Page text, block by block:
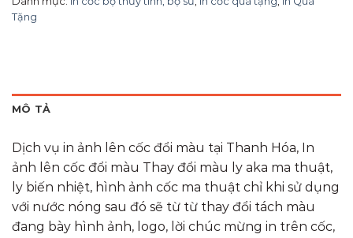
Tặng
MÔ TẢ
Dịch vụ in ảnh lên cốc đổi màu tại Thanh Hóa, In
ảnh lên cốc đổi màu Thay đổi màu ly aka ma thuật,
ly biến nhiệt, hình ảnh cốc ma thuật chỉ khi sử dụng
với nước nóng sau đó sẽ từ từ thay đổi tách màu
đang bày hình ảnh, logo, lời chúc mừng in trên cốc,